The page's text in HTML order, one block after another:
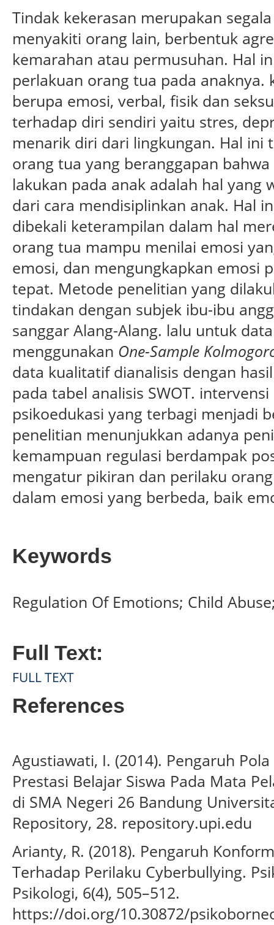
Tindak kekerasan merupakan
menyakiti orang lain, berbentuk
kemarahan atau permusuhan. Hal
perlakuan orang tua pada
berupa emosi, verbal, fisik dan
terhadap diri sendiri yaitu stres,
menarik diri dari lingkungan. Hal ini
orang tua yang beranggapan
lakukan pada anak adalah hal yang
dari cara mendisiplinkan anak. Hal
dibekali keterampilan dalam hal
orang tua mampu menilai emosi
emosi, dan mengungkapkan emosi
tepat. Metode penelitian yang
tindakan dengan subjek ibu-ibu
sanggar Alang-Alang. lalu untuk
menggunakan One-Sample
data kualitatif dianalisis dengan
pada tabel analisis SWOT.
psikoedukasi yang terbagi menjadi
penelitian menunjukkan adanya
kemampuan regulasi berdampak
mengatur pikiran dan perilaku
dalam emosi yang berbeda, baik
Keywords
Regulation Of Emotions; Child
Full Text:
FULL TEXT
References
Agustiawati, I. (2014). Pengaruh
Prestasi Belajar Siswa Pada Mata
di SMA Negeri 26 Bandung
Repository, 28. repository.upi.edu
Arianty, R. (2018). Pengaruh
Terhadap Perilaku Cyberbullying.
Psikologi, 6(4), 505–512.
https://doi.org/10.30872/